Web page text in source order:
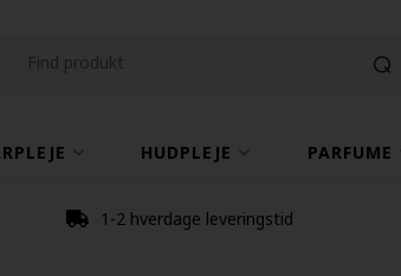
HUDPLEJE PARFUME
1-2 hverdage leveringstid